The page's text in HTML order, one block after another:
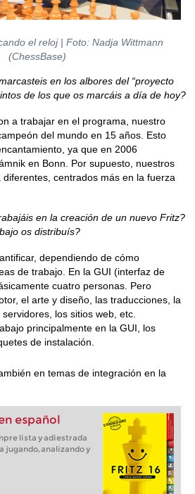
el reloj | Foto: Nadja Wittmann
(ChessBase)
en los albores del “proyecto
de los que os marcáis a día de hoy?
a trabajar en el programa, nuestro
del mundo en 15 años. Esto
ya que en 2006
en Bonn. Por supuesto, nuestros
centrados más en la fuerza
en la creación de un nuevo Fritz?
os distribuís?
dependiendo de cómo
de trabajo. En la GUI (interfaz de
cuatro personas. Pero
el arte y diseño, las traducciones, la
los sitios web, etc.
principalmente en la GUI, los
de instalación.
en temas de integración en la
español
lista y adiestrada
jugando, analizando y